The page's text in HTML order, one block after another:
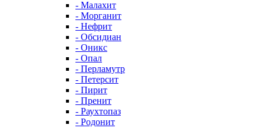
- Малахит
- Морганит
- Нефрит
- Обсидиан
- Оникс
- Опал
- Перламутр
- Петерсит
- Пирит
- Пренит
- Раухтопаз
- Родонит